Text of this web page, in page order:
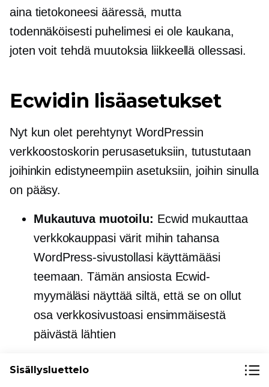
aina tietokoneesi ääressä, mutta
todennäköisesti puhelimesi ei ole kaukana,
joten voit tehdä muutoksia liikkeellä ollessasi.
Ecwidin lisäasetukset
Nyt kun olet perehtynyt WordPressin
verkkoostoskorin perusasetuksiin, tutustutaan
joihinkin edistyneempiin asetuksiin, joihin sinulla
on pääsy.
Mukautuva muotoilu: Ecwid mukauttaa
verkkokauppasi värit mihin tahansa
WordPress-sivustollasi käyttämääsi
teemaan. Tämän ansiosta Ecwid-
myymäläsi näyttää siltä, ​​että se on ollut
osa verkkosivustoasi ensimmäisestä
päivästä lähtien
kirjautuminen
tarkoittaa, että asiakkaidesi
Sisällysluettelo